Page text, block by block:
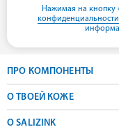
Нажимая на кнопку
ПРО КОМПОНЕНТЫ
О ТВОЕЙ КОЖЕ
О SALIZINK